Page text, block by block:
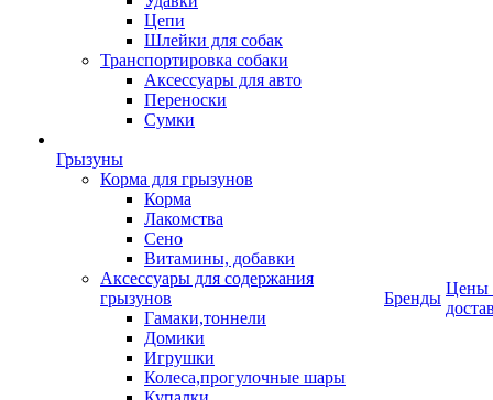
Цепи
Шлейки для собак
Транспортировка собаки
Аксессуары для авто
Переноски
Сумки
Грызуны
Корма для грызунов
Корма
Лакомства
Сено
Витамины, добавки
Аксессуары для содержания
грызунов
Гамаки,тоннели
Домики
Игрушки
Колеса,прогулочные шары
Бренды
Цены